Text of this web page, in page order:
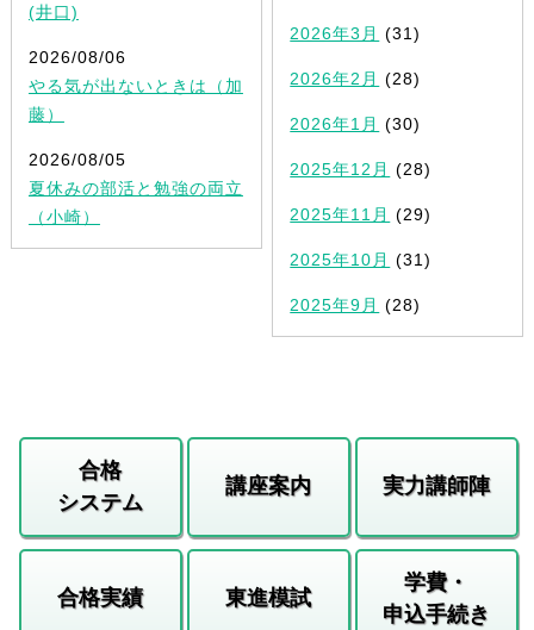
(井口)
2026/08/06
やる気が出ないときは（加
藤）
2026/08/05
夏休みの部活と勉強の両立
（小崎）
2026年3月 (31)
2026年2月 (28)
2026年1月 (30)
2025年12月 (28)
2025年11月 (29)
2025年10月 (31)
2025年9月 (28)
合格
システム
講座案内 実力講師陣
合格実績 東進模試
学費・
申込手続き